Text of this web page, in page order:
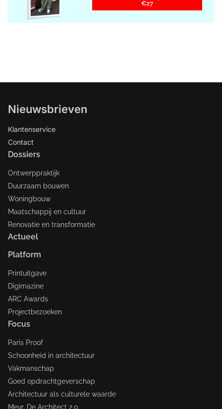
€27
Nieuwsbrieven
Klantenservice
Contact
Dossiers
Ontwerppraktijk
Duurzaam bouwen
Woningbouw
Maatschappij en cultuur
Renovatie en transformatie
Actueel
Platform
Printuitgave
Digimazine
ARC Awards
Projectbezoeken
Focus
Paris Proof
Schoonheid in architectuur
Vakmanschap
Goed opdrachtgeverschap
Architectuur als culturele waarde
Mevr. De Architect 2.0